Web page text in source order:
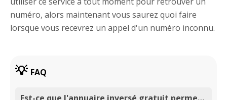
numéro, alors maintenant vous saurez quoi faire
lorsque vous recevrez un appel d'un numéro inconnu.
FAQ